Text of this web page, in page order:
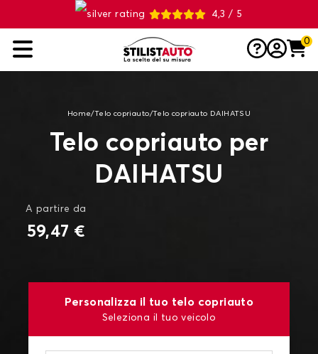
4,3 / 5
0
Home/Telo copriauto/Telo copriauto DAIHATSU
Telo copriauto per
DAIHATSU
A partire da
59,47 €
Personalizza il tuo telo copriauto
Seleziona il tuo veicolo